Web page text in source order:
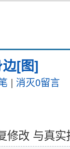
[图]
| 消灭0留言
修改 与真